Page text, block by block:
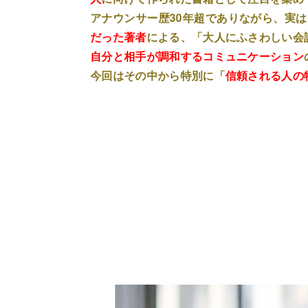
アナウンサー歴30年超でありながら、実
だった著者による、「大人にふさわしい会
自分と相手が調和するコミュニケーション
今回はその中から特別に「信頼される人の